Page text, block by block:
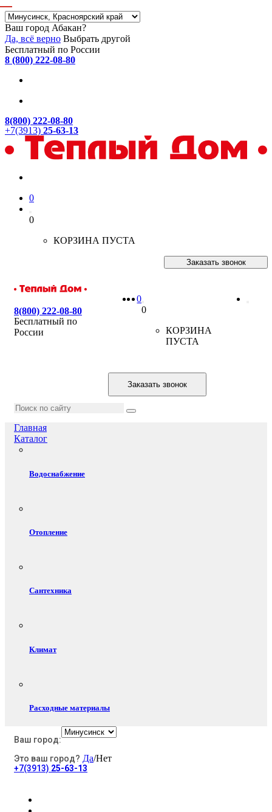
Ваш город Абакан?
Да, всё верно Выбрать другой
Бесплатный по России
8 (800) 222-08-80
8(800) 222-08-80
+7(3913) 25-63-13
0
0
КОРЗИНА ПУСТА
Заказать звонок
8(800) 222-08-80
Бесплатный по
России
0
0
КОРЗИНА
ПУСТА
Заказать звонок
Главная
Каталог
Водоснабжение
Отопление
Сантехника
Климат
Расходные материалы
Электротовары
Ваш город:
Это ваш город? Да/Нет
+7(3913) 25-63-13